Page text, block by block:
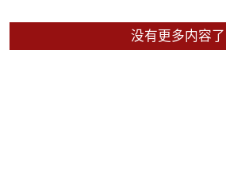
没有更多内容了